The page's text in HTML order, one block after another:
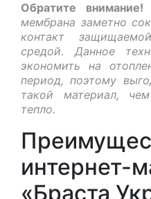
Обратите внимание!
мембрана заметно
контакт
средой. Данное
экономить на
период, поэтому
такой материал,
тепло.
интернет-
«Браста